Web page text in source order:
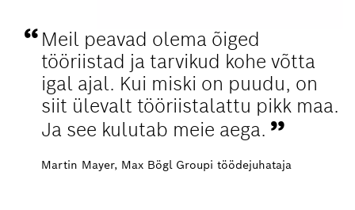
Meil peavad olema õiged
tööriistad ja tarvikud kohe võtta
igal ajal. Kui miski on puudu, on
siit ülevalt tööriistalattu pikk maa.
Ja see kulutab meie aega.
Martin Mayer, Max Bögl Groupi töödejuhataja